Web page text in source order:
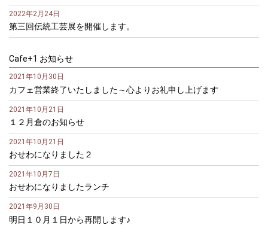
2022年2月24日
第三回伝統工芸展を開催します。
Cafe+1 お知らせ
2021年10月30日
カフェ営業終了いたしました～心よりお礼申し上げます
2021年10月21日
１２月倉のお知らせ
2021年10月21日
おせわになりました２
2021年10月7日
おせわになりましたランチ
2021年9月30日
明日１０月１日から再開します♪